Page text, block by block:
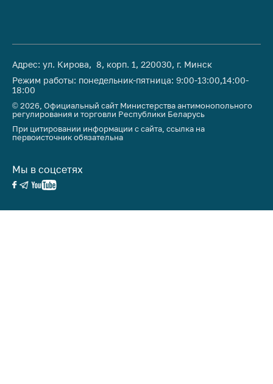
общественного
обслуживания
Обучение по
вопросам
антимонопольного
регулирования и
конкурентной
Адрес: ул. Кирова, 8, корп. 1, 220030, г. Минск
Режим работы: понедельник-пятница: 9:00-13:00,14:00-
18:00
© 2026, Официальный сайт Министерства антимонопольного
регулирования и торговли Республики Беларусь
При цитировании информации с сайта, ссылка на
первоисточник обязательна
Мы в соцсетях